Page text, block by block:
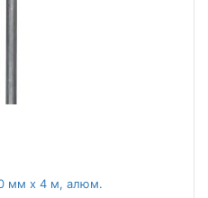
мм х 4 м, алюм.